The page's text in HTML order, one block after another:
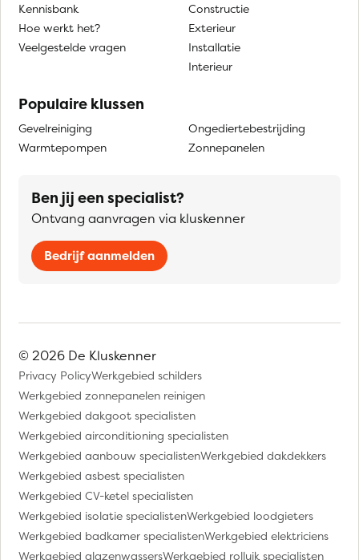
Kennisbank
Hoe werkt het?
Veelgestelde vragen
Constructie
Exterieur
Installatie
Interieur
Populaire klussen
Gevelreiniging
Warmtepompen
Ongediertebestrijding
Zonnepanelen
Ben jij een specialist?
Ontvang aanvragen via kluskenner
Bedrijf aanmelden
© 2026 De Kluskenner
Privacy PolicyWerkgebied schilders
Werkgebied zonnepanelen reinigen
Werkgebied dakgoot specialisten
Werkgebied airconditioning specialisten
Werkgebied aanbouw specialistenWerkgebied dakdekkers
Werkgebied asbest specialisten
Werkgebied CV-ketel specialisten
Werkgebied isolatie specialistenWerkgebied loodgieters
Werkgebied badkamer specialistenWerkgebied elektriciens
Werkgebied glazenwassersWerkgebied rolluik specialisten